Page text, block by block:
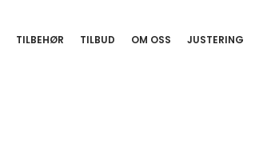
TILBEHØR TILBUD OM OSS JUSTERING